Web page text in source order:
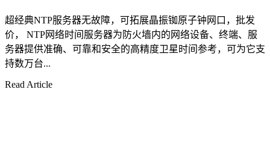
超经典NTP服务器无故障，可拓展晶振铷原子钟网口，批发
价， NTP网络时间服务器为防火墙内的网络设备、终端、服
务器提供准确、可靠和安全的高精度卫星时间参考，可为它支
持数万台...
Read Article